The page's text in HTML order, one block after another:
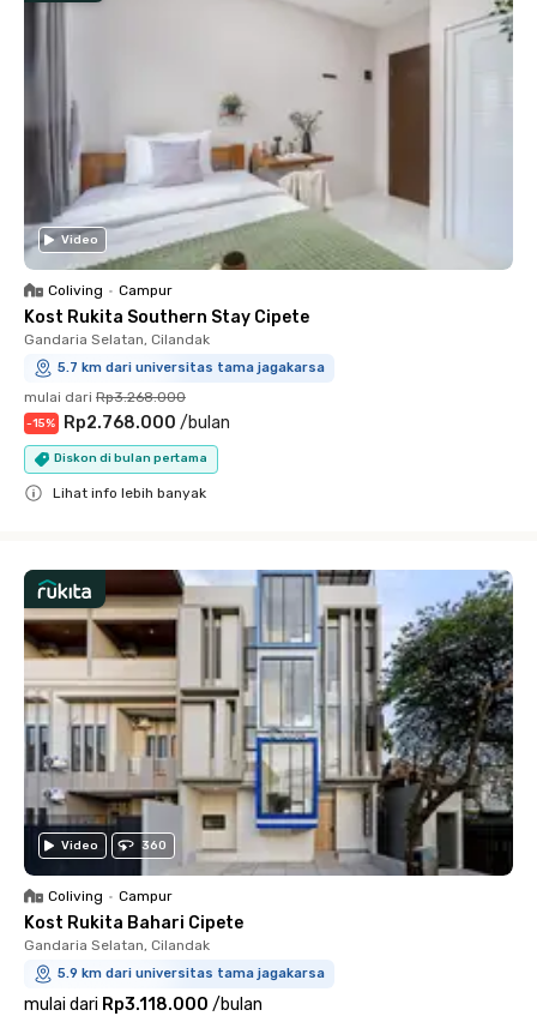
Video
Coliving • Campur
Kost Rukita Southern Stay Cipete
Gandaria Selatan, Cilandak
5.7 km dari universitas tama jagakarsa
mulai dari Rp3.268.000
-15% Rp2.768.000 /bulan
Diskon di bulan pertama
Lihat info lebih banyak
Video 360
Coliving • Campur
Kost Rukita Bahari Cipete
Gandaria Selatan, Cilandak
5.9 km dari universitas tama jagakarsa
mulai dari Rp3.118.000 /bulan